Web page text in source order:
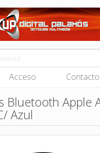
Acceso Contacto
Bluetooth Apple
Azul